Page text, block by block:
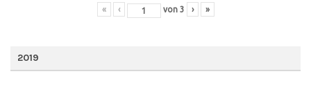
« ‹ von 3 › »
2019